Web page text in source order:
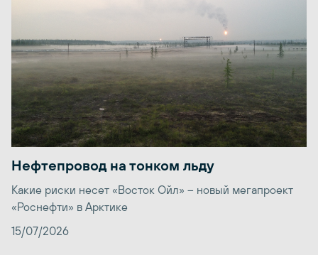
Нефтепровод на тонком льду
Какие риски несет «Восток Ойл» – новый мегапроект
«Роснефти» в Арктике
15/07/2026